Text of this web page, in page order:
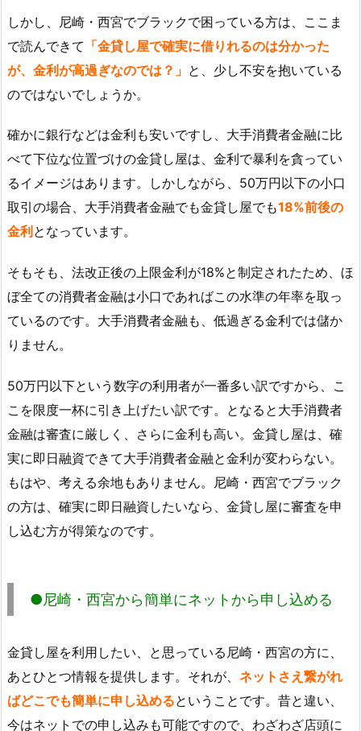
しかし、尼崎・西宮でブラックで困っている方は、ここま
で読んできて 「金貸し屋で確実に借りれるのは分かった
が、金利が高過ぎなのでは？」 と、少し不安を抱いている
のではないでしょうか。
確かに銀行などは金利も安いですし、大手消費者金融に比
べて下位な位置づけの金貸し屋は、金利で暴利を貪ってい
るイメージはあります。しかしながら、50万円以下の小口
取引の場合、大手消費者金融でも金貸し屋でも18%前後の
金利 となっています。
そもそも、法改正後の上限金利が18%と制定されたため、ほ
ぼ全ての消費者金融は小口であればこの水準の年率を取っ
ているのです。大手消費者金融も、低過ぎる金利では儲か
りません。
50万円以下という数字の利用者が一番多い訳ですから、こ
こを限度一杯に引き上げたい訳です。となると大手消費者
金融は審査に厳しく、さらに金利も高い。金貸し屋は、確
実に即日融資できて大手消費者金融と金利が変わらない。
もはや、考える余地もありません。尼崎・西宮でブラック
の方は、確実に即日融資したいなら、金貸し屋に審査を申
し込む方が得策なのです。
●尼崎・西宮から簡単にネットから申し込める
金貸し屋を利用したい、と思っている尼崎・西宮の方に、
あとひとつ情報を提供します。それが、 ネットさえ繋がれ
ばどこでも簡単に申し込めるということです。昔と違い、
今はネットでの申し込みも可能ですので、わざわざ店頭に